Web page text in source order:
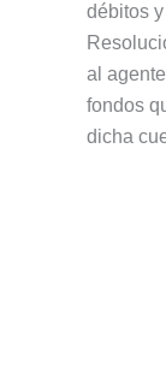
débitos
al
fondos
dicha